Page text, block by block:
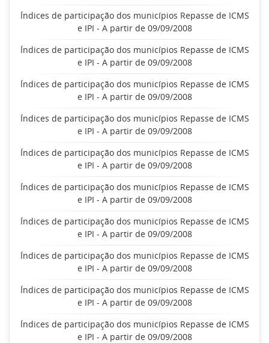
Índices de participação dos municípios Repasse de ICMS
e IPI - A partir de 09/09/2008
Índices de participação dos municípios Repasse de ICMS
e IPI - A partir de 09/09/2008
Índices de participação dos municípios Repasse de ICMS
e IPI - A partir de 09/09/2008
Índices de participação dos municípios Repasse de ICMS
e IPI - A partir de 09/09/2008
Índices de participação dos municípios Repasse de ICMS
e IPI - A partir de 09/09/2008
Índices de participação dos municípios Repasse de ICMS
e IPI - A partir de 09/09/2008
Índices de participação dos municípios Repasse de ICMS
e IPI - A partir de 09/09/2008
Índices de participação dos municípios Repasse de ICMS
e IPI - A partir de 09/09/2008
Índices de participação dos municípios Repasse de ICMS
e IPI - A partir de 09/09/2008
Índices de participação dos municípios Repasse de ICMS
e IPI - A partir de 09/09/2008